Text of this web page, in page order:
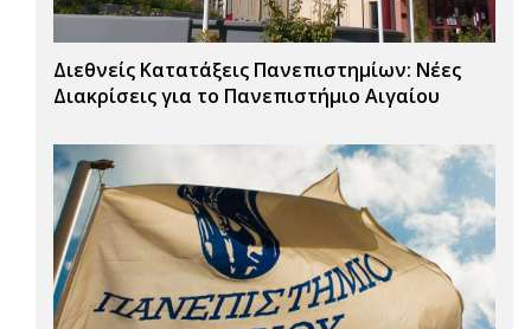
Διεθνείς Κατατάξεις Πανεπιστημίων: Νέες
Διακρίσεις για το Πανεπιστήμιο Αιγαίου